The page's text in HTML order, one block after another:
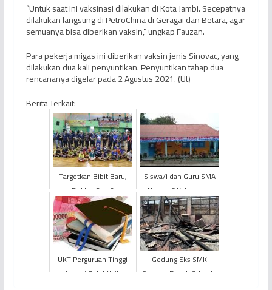
“Untuk saat ini vaksinasi dilakukan di Kota Jambi. Secepatnya
dilakukan langsung di PetroChina di Geragai dan Betara, agar
semuanya bisa diberikan vaksin,” ungkap Fauzan.
Para pekerja migas ini diberikan vaksin jenis Sinovac, yang
dilakukan dua kali penyuntikan. Penyuntikan tahap dua
rencananya digelar pada 2 Agustus 2021. (Ut)
Berita Terkait:
Targetkan Bibit Baru,
Rektor Cup 2
Universitas Jambi
Resmi Dibuka
Siswa/i dan Guru SMA
Negeri 6 Kabupaten
Kerinci Mogok Belajar
Mengajar, Tuntut
Kepala...
UKT Perguruan Tinggi
Negeri Batal Naik
Gedung Eks SMK
Dharma Bhakti 2 Jambi